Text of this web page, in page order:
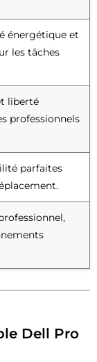
énergétique et
les tâches
liberté
professionnels
parfaites
Dell Pro